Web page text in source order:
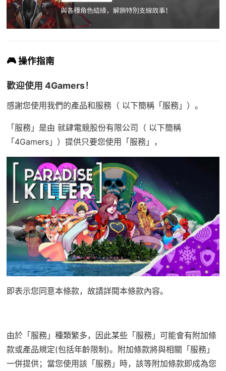
🎮 操作指南
歡迎使用 4Gamers！
感謝您使用我們的產品和服務（ 以下簡稱「服務」）。
「服務」是由 就肆電競股份有限公司（ 以下簡稱
「4Gamers」）提供只要您使用「服務」，
即表示您同意本條款，故請詳閱本條款內容。
由於「服務」種類繁多，因此某些「服務」可能會有附加條
款或產品規定(包括年齡限制)。附加條款將與相關「服務」
一併提供；當您使用該「服務」時，該等附加條款即成為您